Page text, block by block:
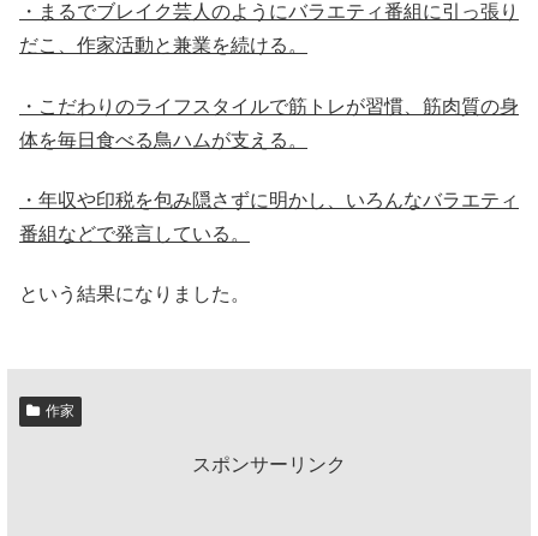
・まるでブレイク芸人のようにバラエティ番組に引っ張り
だこ、作家活動と兼業を続ける。
・こだわりのライフスタイルで筋トレが習慣、筋肉質の身
体を毎日食べる鳥ハムが支える。
・年収や印税を包み隠さずに明かし、いろんなバラエティ
番組などで発言している。
という結果になりました。
作家
スポンサーリンク